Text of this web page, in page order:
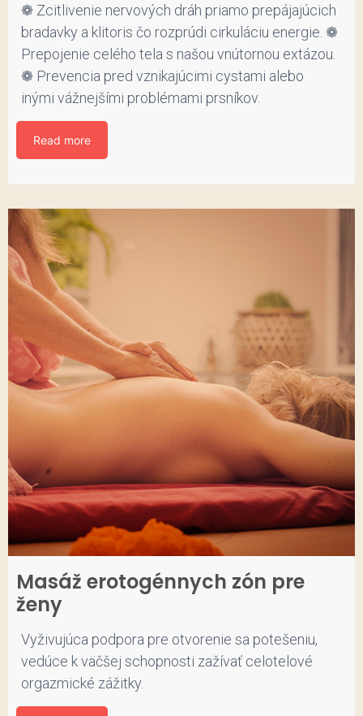
❁ Zcitlivenie nervových dráh priamo prepájajúcich
bradavky a klitoris čo rozprúdi cirkuláciu energie. ❁
Prepojenie celého tela s našou vnútornou extázou.
❁ Prevencia pred vznikajúcimi cystami alebo
inými vážnejšími problémami prsníkov.
Read more
Masáž erotogénnych zón pre
ženy
Vyživujúca podpora pre otvorenie sa potešeniu,
vedúce k väčšej schopnosti zažívať celotelové
orgazmické zážitky.